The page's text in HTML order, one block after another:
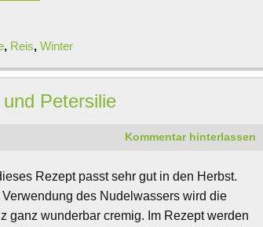
, Reis, Winter
Petersilie
Kommentar hinterlassen
Rezept passt sehr gut in den Herbst.
Verwendung des Nudelwassers wird die
ganz wunderbar cremig. Im Rezept werden